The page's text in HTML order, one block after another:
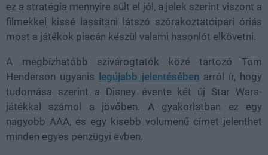
ez a stratégia mennyire sült el jól, a jelek szerint viszont a
filmekkel kissé lassítani látszó szórakoztatóipari óriás
most a játékok piacán készül valami hasonlót elkövetni.
A megbízhatóbb szivárogtatók közé tartozó Tom
Henderson ugyanis
legújabb jelentésében arról ír, hogy
tudomása szerint a Disney évente két új Star Wars-
játékkal számol a jövőben. A gyakorlatban ez egy
nagyobb AAA, és egy kisebb volumenű címet jelenthet
minden egyes pénzügyi évben.